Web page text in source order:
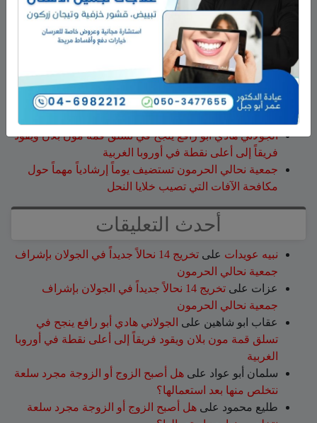
أحدث المقالات
هذا الأسبوع: لا تفوّتوا اليوم المفتوح في كلية تل حاي
للهندسيين – 13/8/2026
تخريج 14 نحالاً جديداً في الجولان بإشراف جمعية نحالي
الحرمون
الجولاني هادي أبو رافع ينجح في تسلق قمة مون بلان ويقود
فريقاً إلى أعلى نقطة في أوروبا الغربية
جمعية نحالي الحرمون تستضيف يوماً إرشادياً مهماً حول
مكافحة الآفات التي تصيب خلايا النحل
أحدث التعليقات
نبيه عويدات على
تخريج 14 نحالاً جديداً في الجولان بإشراف
جمعية نحالي الحرمون
عزات على
تخريج 14 نحالاً جديداً في الجولان بإشراف
جمعية نحالي الحرمون
عقاب ابو شاهين على الجولاني هادي أبو رافع ينجح في
تسلق قمة مون بلان ويقود فريقاً إلى أعلى نقطة في أوروبا
الغربية
سلمان أبو عواد على هل أصبح الزوج أو الزوجة مجرد سلعة
نتخلص منها بعد استعمالها؟
طليع محمود على هل أصبح الزوج أو الزوجة مجرد سلعة